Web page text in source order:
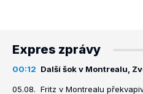
Expres zprávy
00:12 Další šok v Montrealu,
05.08. Fritz v Montrealu